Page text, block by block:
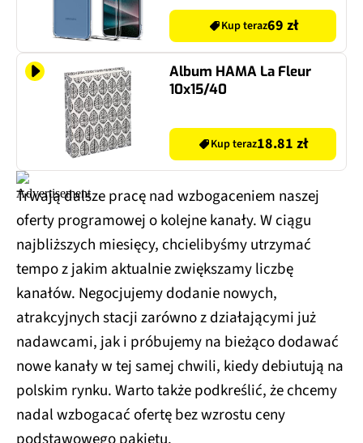
Kup teraz69 zł
Album HAMA La Fleur
10x15/40
Kup teraz18.81 zł
Trwają dalsze pracę nad wzbogaceniem naszej
oferty programowej o kolejne kanały. W ciągu
najbliższych miesięcy, chcielibyśmy utrzymać
tempo z jakim aktualnie zwiększamy liczbę
kanałów. Negocjujemy dodanie nowych,
atrakcyjnych stacji zarówno z działającymi już
nadawcami, jak i próbujemy na bieżąco dodawać
nowe kanały w tej samej chwili, kiedy debiutują na
polskim rynku. Warto także podkreślić, że chcemy
nadal wzbogacać ofertę bez wzrostu ceny